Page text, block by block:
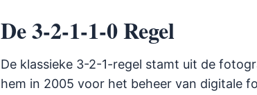
De 3-2-1-1-0 Regel
De klassieke 3-2-1-regel stamt uit de
hem in 2005 voor het beheer van digitale